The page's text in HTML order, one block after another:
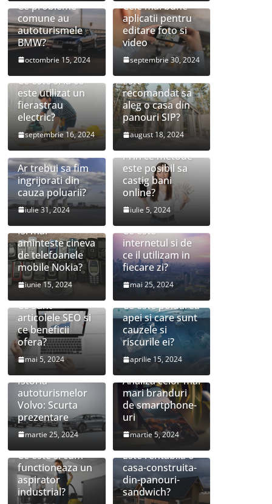
Ce probleme
comune au
autoturismele
BMW?
octombrie 15, 2024
Cele mai bune
aplicatii pentru
editare foto si
video
septembrie 30, 2024
Ce este si la ce
este utilizat un
fierastrau
electric?
septembrie 16, 2024
Este
recomandat sa
aleg o casa din
panouri SIP?
august 18, 2024
Ar trebui sa fim
ingrijorati din
cauza poluarii?
iulie 31, 2024
Prin ce metode
este posibil sa
castig bani
online?
iulie 5, 2024
Isi mai
aminteste cineva
de telefoanele
mobile Nokia?
iunie 15, 2024
Ce este
internetul si de
ce il utilizam in
fiecare zi?
mai 25, 2024
Ce sunt
articolele SEO si
ce beneficii
ofera?
mai 5, 2024
Ce este poluarea
apei si care sunt
cauzele si
riscurile ei?
aprilie 15, 2024
Istoria
autoturismelor
Volvo: Scurta
prezentare
martie 25, 2024
Analiza celor mai
mari branduri
de smartphone-
uri
martie 5, 2024
Ce este si cum
functioneaza un
aspirator
industrial?
Este rentabila o
casa-construita-
din-panouri-
sandwich?